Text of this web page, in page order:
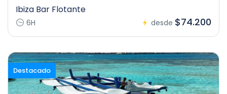
Ibiza Bar Flotante
6H desde $74.200
Destacado